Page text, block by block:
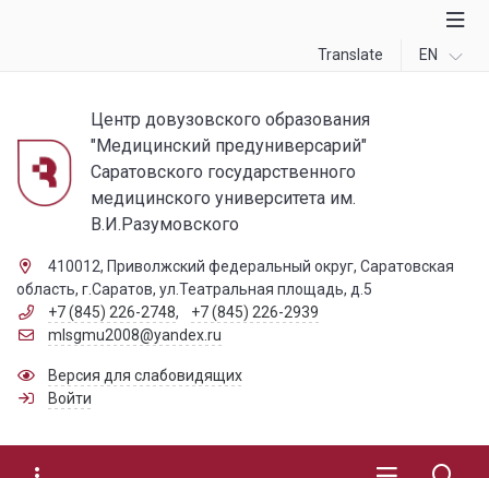
Translate EN
Центр довузовского образования
"Медицинский предуниверсарий"
Саратовского государственного
медицинского университета им.
В.И.Разумовского
410012, Приволжский федеральный округ, Саратовская
область, г.Саратов, ул.Театральная площадь, д.5
+7 (845) 226-2748,
+7 (845) 226-2939
mlsgmu2008@yandex.ru
Версия для слабовидящих
Войти